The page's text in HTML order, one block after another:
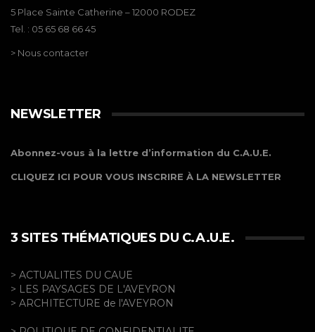
5 Place Sainte Catherine – 12000 RODEZ
Tel. : 05 65 68 66 45
> Nous contacter
NEWSLETTER
Abonnez-vous à la lettre d’information du C.A.U.E.
CLIQUEZ ICI POUR VOUS INSCRIRE À LA NEWSLETTER
3 SITES THÉMATIQUES DU C.A.U.E.
> ACTUALITES DU CAUE
> LES PAYSAGES DE L'AVEYRON
> ARCHITECTURE de l'AVEYRON